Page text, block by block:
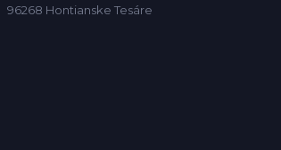
96268 Hontianske Tesáre